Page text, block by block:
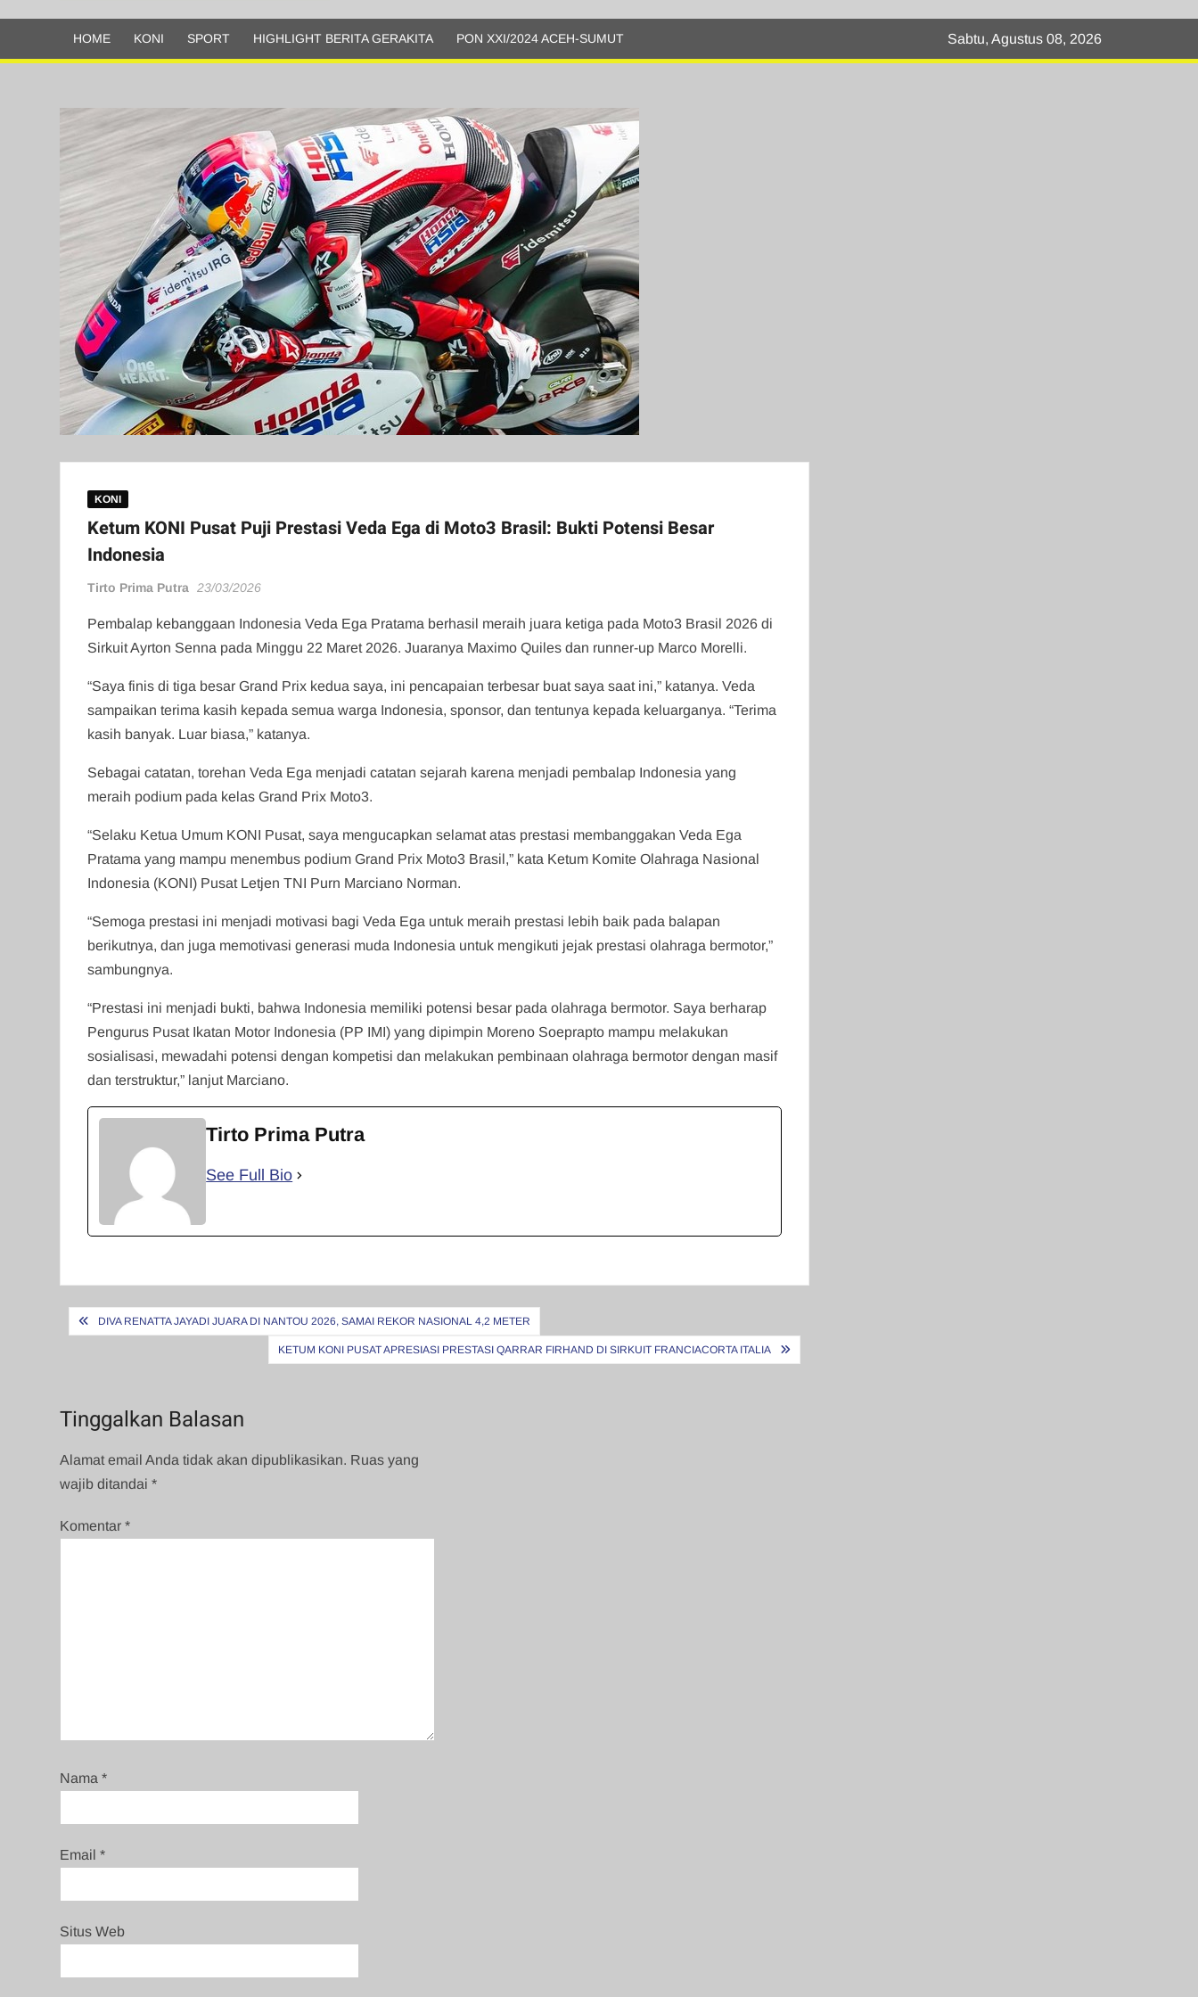
Olahraga
HOME KONI SPORT HIGHLIGHT BERITA GERAKITA PON XXI/2024 ACEH-SUMUT Sabtu, Agustus 08, 2026
KONI
Ketum KONI Pusat Puji Prestasi Veda Ega di Moto3 Brasil: Bukti Potensi Besar
Indonesia
Tirto Prima Putra 23/03/2026
Pembalap kebanggaan Indonesia Veda Ega Pratama berhasil meraih juara ketiga pada Moto3 Brasil 2026 di
Sirkuit Ayrton Senna pada Minggu 22 Maret 2026. Juaranya Maximo Quiles dan runner-up Marco Morelli.
“Saya finis di tiga besar Grand Prix kedua saya, ini pencapaian terbesar buat saya saat ini,” katanya. Veda
sampaikan terima kasih kepada semua warga Indonesia, sponsor, dan tentunya kepada keluarganya. “Terima
kasih banyak. Luar biasa,” katanya.
Sebagai catatan, torehan Veda Ega menjadi catatan sejarah karena menjadi pembalap Indonesia yang
meraih podium pada kelas Grand Prix Moto3.
“Selaku Ketua Umum KONI Pusat, saya mengucapkan selamat atas prestasi membanggakan Veda Ega
Pratama yang mampu menembus podium Grand Prix Moto3 Brasil,” kata Ketum Komite Olahraga Nasional
Indonesia (KONI) Pusat Letjen TNI Purn Marciano Norman.
“Semoga prestasi ini menjadi motivasi bagi Veda Ega untuk meraih prestasi lebih baik pada balapan
berikutnya, dan juga memotivasi generasi muda Indonesia untuk mengikuti jejak prestasi olahraga bermotor,”
sambungnya.
“Prestasi ini menjadi bukti, bahwa Indonesia memiliki potensi besar pada olahraga bermotor. Saya berharap
Pengurus Pusat Ikatan Motor Indonesia (PP IMI) yang dipimpin Moreno Soeprapto mampu melakukan
sosialisasi, mewadahi potensi dengan kompetisi dan melakukan pembinaan olahraga bermotor dengan masif
dan terstruktur,” lanjut Marciano.
Tirto Prima Putra
See Full Bio
Navigasi
DIVA RENATTA JAYADI JUARA DI NANTOU 2026, SAMAI REKOR NASIONAL 4,2 METER
KETUM KONI PUSAT APRESIASI PRESTASI QARRAR FIRHAND DI SIRKUIT FRANCIACORTA ITALIA
Tinggalkan Balasan
Alamat email Anda tidak akan dipublikasikan. Ruas yang
wajib ditandai*
Komentar*
Nama*
Email*
Situs Web